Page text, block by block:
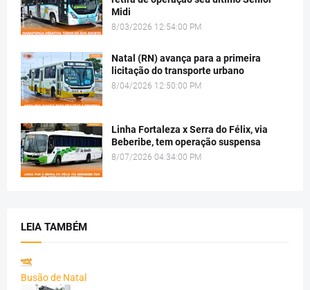
Midi
8/03/2026 12:54:00 PM
Natal (RN) avança para a primeira
licitação do transporte urbano
8/04/2026 12:50:00 PM
Linha Fortaleza x Serra do Félix, via
Beberibe, tem operação suspensa
8/07/2026 04:34:00 PM
LEIA TAMBÉM
Busão de Natal